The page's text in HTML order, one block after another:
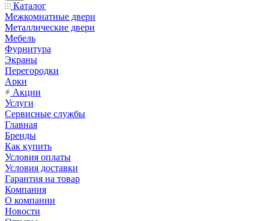
Каталог
Межкомнатные двери
Металлические двери
Мебель
Фурнитура
Экраны
Перегородки
Арки
Акции
Услуги
Сервисные службы
Главная
Бренды
Как купить
Условия оплаты
Условия доставки
Гарантия на товар
Компания
О компании
Новости